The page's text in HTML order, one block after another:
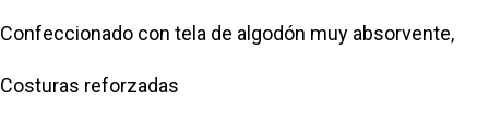
Confeccionado con tela de algodón muy absorvente,
Costuras reforzadas